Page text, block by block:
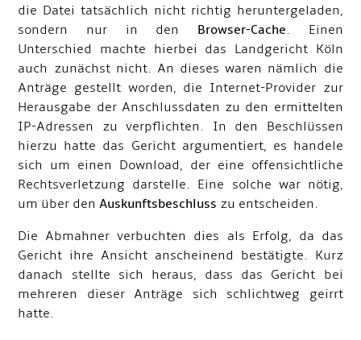
die Datei tatsächlich nicht richtig heruntergeladen,
sondern nur in den Browser-Cache. Einen
Unterschied machte hierbei das Landgericht Köln
auch zunächst nicht. An dieses waren nämlich die
Anträge gestellt worden, die Internet-Provider zur
Herausgabe der Anschlussdaten zu den ermittelten
IP-Adressen zu verpflichten. In den Beschlüssen
hierzu hatte das Gericht argumentiert, es handele
sich um einen Download, der eine offensichtliche
Rechtsverletzung darstelle. Eine solche war nötig,
um über denAuskunftsbeschluss zu entscheiden.
Die Abmahner verbuchten dies als Erfolg, da das
Gericht ihre Ansicht anscheinend bestätigte. Kurz
danach stellte sich heraus, dass das Gericht bei
mehreren dieser Anträge sich schlichtweg geirrt
hatte.